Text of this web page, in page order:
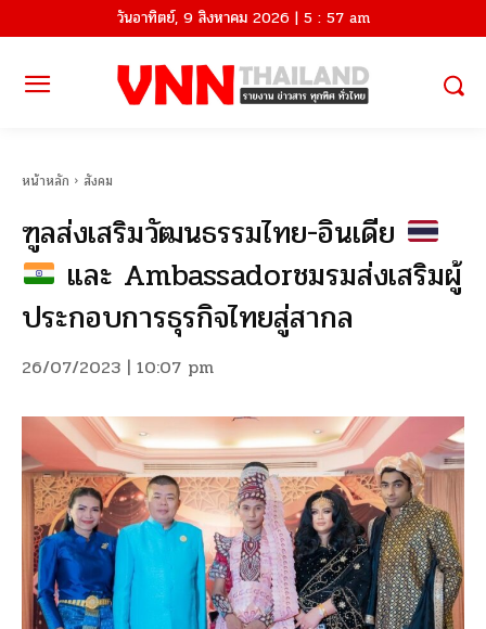
วันอาทิตย์, 9 สิงหาคม 2026 | 5 : 57 am
หน้าหลัก สังคม
ฑูลส่งเสริมวัฒนธรรมไทย-อินเดีย
และ Ambassadorชมรมส่งเสริมผู้
ประกอบการธุรกิจไทยสู่สากล
26/07/2023 | 10:07 pm